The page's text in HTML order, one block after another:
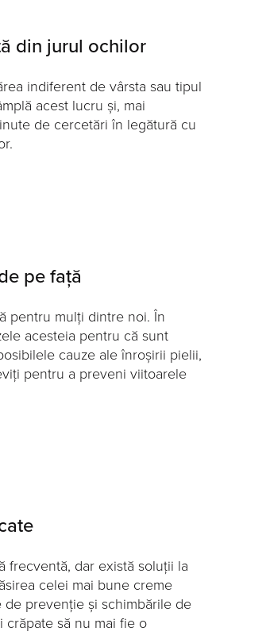
din jurul ochilor
indiferent de vârsta sau tipul
acest lucru și, mai
de cercetări în legătură cu
pe față
pentru mulți dintre noi. În
acesteia pentru că sunt
cauze ale înroșirii pielii,
pentru a preveni viitoarele
frecventă, dar există soluții la
celei mai bune creme
prevenție și schimbările de
crăpate să nu mai fie o